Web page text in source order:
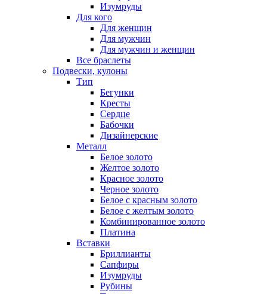
Изумруды
Для кого
Для женщин
Для мужчин
Для мужчин и женщин
Все браслеты
Подвески, кулоны
Тип
Бегунки
Кресты
Сердце
Бабочки
Дизайнерские
Металл
Белое золото
Желтое золото
Красное золото
Черное золото
Белое с красным золото
Белое с желтым золото
Комбинированное золото
Платина
Вставки
Бриллианты
Сапфиры
Изумруды
Рубины